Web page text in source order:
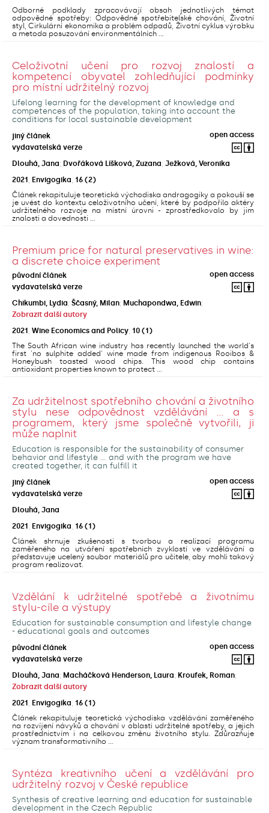
Odborné podklady zpracovávají obsah jednotlivých témat
odpovědné spotřeby: Odpovědné spotřebitelské chování, Životní
styl, Cirkulární ekonomika a problém odpadů, Životní cyklus výrobku
a metoda posuzování environmentálních ...
Celoživotní učení pro rozvoj znalostí a
kompetencí obyvatel zohledňující podmínky
pro místní udržitelný rozvoj
Lifelong learning for the development of knowledge and
competences of the population, taking into account the
conditions for local sustainable development
jiný článek
open access
vydavatelská verze
Dlouhá, Jana; Dvořáková Líšková, Zuzana; Ježková, Veronika
2021 Envigogika 16 (2)
Článek rekapituluje teoretická východiska andragogiky a pokouší se
je uvést do kontextu celoživotního učení, které by podpořilo aktéry
udržitelného rozvoje na místní úrovni - zprostředkovalo by jim
znalosti a dovednosti ...
Premium price for natural preservatives in wine:
a discrete choice experiment
původní článek
open access
vydavatelská verze
Chikumbi, Lydia; Ščasný, Milan; Muchapondwa, Edwin;
Zobrazit další autory
2021 Wine Economics and Policy 10 (1)
The South African wine industry has recently launched the world's
first 'no sulphite added' wine made from indigenous Rooibos &
Honeybush toasted wood chips. This wood chip contains
antioxidant properties known to protect ...
Za udržitelnost spotřebního chování a životního
stylu nese odpovědnost vzdělávání ... a s
programem, který jsme společně vytvořili, ji
může naplnit
Education is responsible for the sustainability of consumer
behavior and lifestyle ... and with the program we have
created together, it can fulfill it
jiný článek
open access
vydavatelská verze
Dlouhá, Jana
2021 Envigogika 16 (1)
Článek shrnuje zkušenosti s tvorbou a realizací programu
zaměřeného na utváření spotřebních zvyklostí ve vzdělávání a
představuje ucelený soubor materiálů pro učitele, aby mohli takový
program realizovat.
Vzdělání k udržitelné spotřebě a životnímu
stylu-cíle a výstupy
Education for sustainable consumption and lifestyle change
- educational goals and outcomes
původní článek
open access
vydavatelská verze
Dlouhá, Jana; Macháčková Henderson, Laura; Kroufek, Roman;
Zobrazit další autory
2021 Envigogika 16 (1)
Článek rekapituluje teoretická východiska vzdělávání zaměřeného
na rozvíjení návyků a chování v oblasti udržitelné spotřeby, a jejich
prostřednictvím i na celkovou změnu životního stylu. Zdůrazňuje
význam transformativního ...
Syntéza kreativního učení a vzdělávání pro
udržitelný rozvoj v České republice
Synthesis of creative learning and education for sustainable
development in the Czech Republic